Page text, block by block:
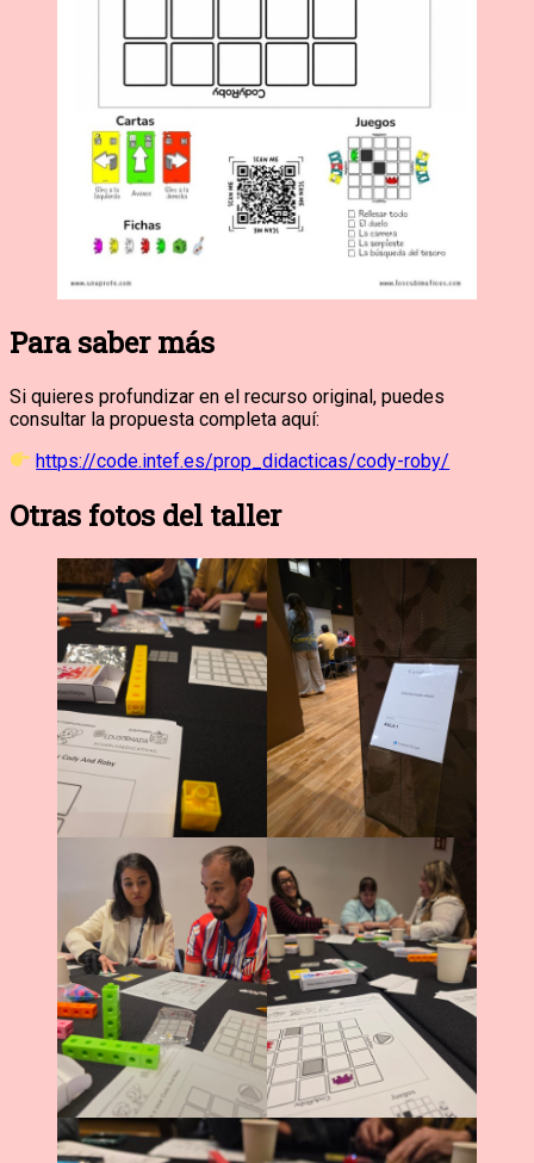
Para saber más
Si quieres profundizar en el recurso original, puedes
consultar la propuesta completa aquí:
https://code.intef.es/prop_didacticas/cody-roby/
Otras fotos del taller